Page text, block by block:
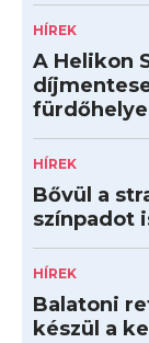
HÍREK
A Helikon
fürdőhelye
HÍREK
Bővül a
színpadot
HÍREK
Balatoni
készül a